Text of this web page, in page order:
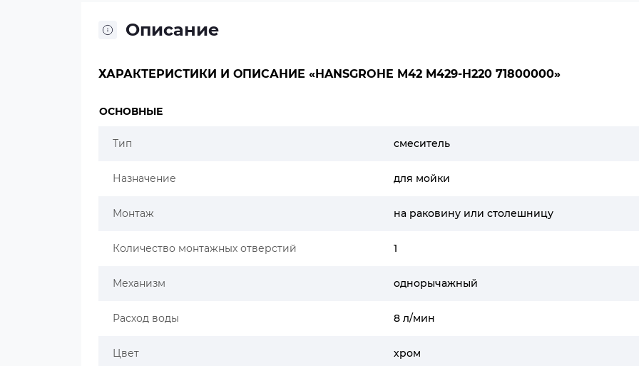
Описание
ХАРАКТЕРИСТИКИ И ОПИСАНИЕ «HANSGROHE M42 M429-H220 71800000»
ОСНОВНЫЕ
Тип смеситель
Назначение для мойки
Монтаж на раковину или столешницу
Количество монтажных отверстий 1
Механизм однорычажный
Расход воды 8 л/мин
Цвет хром